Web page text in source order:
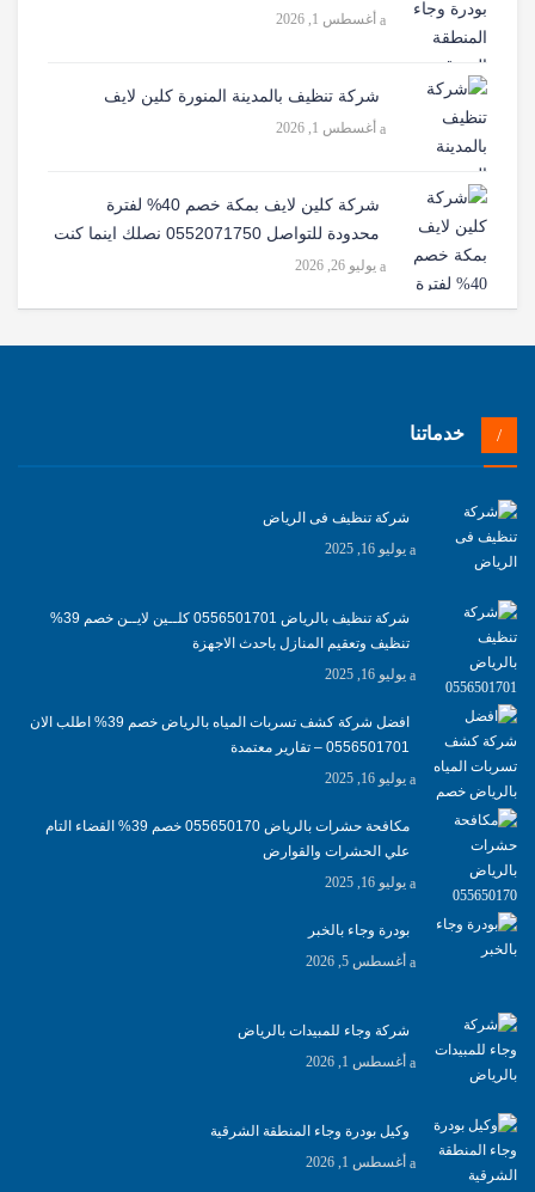
أغسطس 1, 2026
شركة تنظيف بالمدينة المنورة كلين لايف
أغسطس 1, 2026
شركة كلين لايف بمكة خصم 40% لفترة
محدودة للتواصل 0552071750 نصلك اينما كنت
يوليو 26, 2026
خدماتنا
شركة تنظيف فى الرياض
يوليو 16, 2025
شركة تنظيف بالرياض 0556501701 كلــين لايــن خصم 39%
تنظيف وتعقيم المنازل باحدث الاجهزة
يوليو 16, 2025
افضل شركة كشف تسربات المياه بالرياض خصم 39% اطلب الان
0556501701‬‏ – تقارير معتمدة
يوليو 16, 2025
مكافحة حشرات بالرياض 055650170 خصم 39% القضاء التام
علي الحشرات والقوارض
يوليو 16, 2025
بودرة وجاء بالخبر
أغسطس 5, 2026
شركة وجاء للمبيدات بالرياض
أغسطس 1, 2026
وكيل بودرة وجاء المنطقة الشرقية
أغسطس 1, 2026